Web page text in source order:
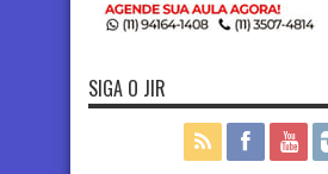
SIGA O JIR